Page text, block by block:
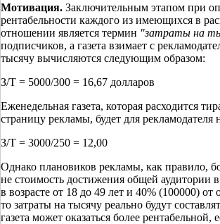
Мотивация. Заключительным этапом при
рентабельности каждого из имеющихся в
отношении является термин "затраты на
подписчиков, а газета взимает с
тысячу вычисляются следующим образом:
З/Т = 5000/300 = 16,67 долларов
Еженедельная газета, которая расходится
страницу рекламы, будет для рекламодателя
З/Т = 3000/250 = 12,00
Однако плановиков рекламы, как правило,
не стоимость достижения общей аудитории
в возрасте от 18 до 49 лет и 40% (100000)
то затраты на тысячу реально будут
газета может оказаться более